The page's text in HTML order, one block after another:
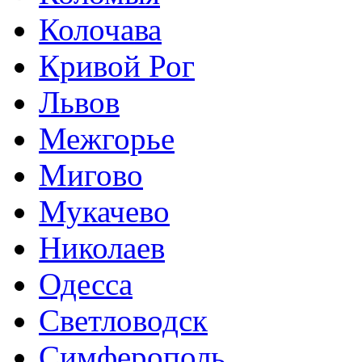
Колочава
Кривой Рог
Львов
Межгорье
Мигово
Мукачево
Николаев
Одесса
Светловодск